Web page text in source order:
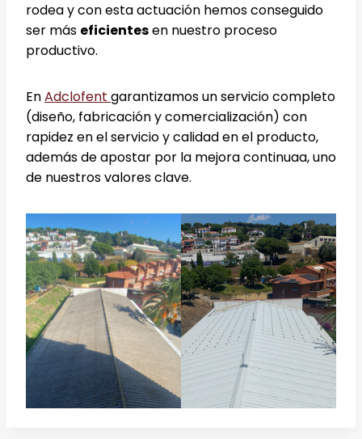
rodea y con esta actuación hemos conseguido
ser más eficientesen nuestro proceso
productivo.
EnAdclofent garantizamos un servicio completo
(diseño, fabricación y comercialización) con
rapidez en el servicio y calidad en el producto,
además de apostar por la mejora continuaa, uno
de nuestros valores clave.